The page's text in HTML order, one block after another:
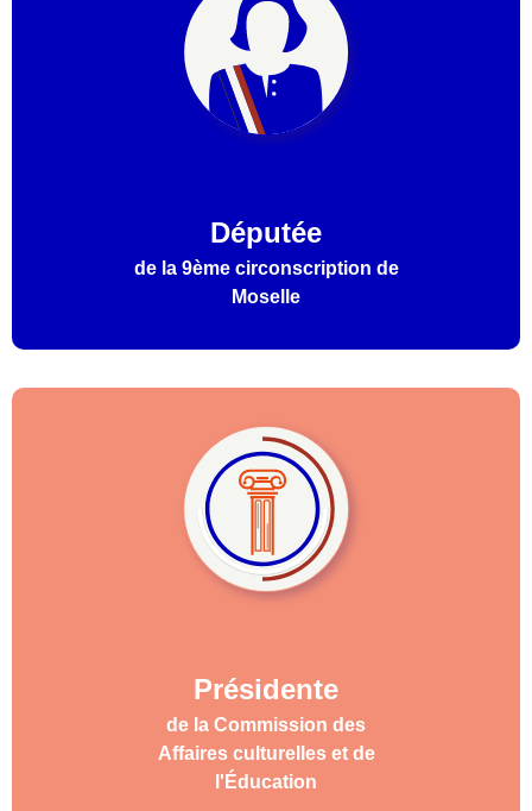
Députée
de la 9ème circonscription de
Moselle
Présidente
de la Commission des
Affaires culturelles et de
l'Éducation